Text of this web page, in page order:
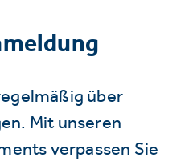
über
Mit unseren
verpassen Sie